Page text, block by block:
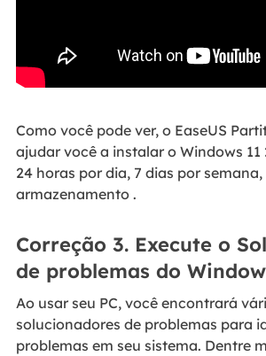
Como você pode ver, o EaseUS
ajudar você a instalar o Windows 11
24 horas por dia, 7 dias por
armazenamento .
Correção 3. Execute o
de problemas do
Ao usar seu PC, você encontrará
solucionadores de problemas para
problemas em seu sistema. Dentre